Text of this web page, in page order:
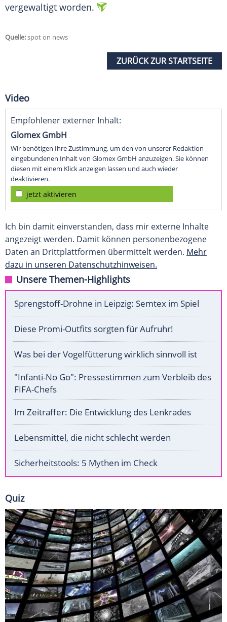
vergewaltigt worden.
Quelle:spot on news
ZURÜCK ZUR STARTSEITE
Video
Empfohlener externer Inhalt:
Glomex GmbH
Wir benötigen Ihre Zustimmung, um den von unserer Redaktion
eingebundenen Inhalt von Glomex GmbH anzuzeigen. Sie können
diesen mit einem Klick anzeigen lassen und auch wieder
deaktivieren.
jetzt aktivieren
Ich bin damit einverstanden, dass mir externe Inhalte
angezeigt werden. Damit können personenbezogene
Daten an Drittplattformen übermittelt werden. Mehr
dazu in unseren Datenschutzhinweisen.
Unsere Themen-Highlights
Sprengstoff-Drohne in Leipzig: Semtex im Spiel
Diese Promi-Outfits sorgten für Aufruhr!
Was bei der Vogelfütterung wirklich sinnvoll ist
"Infanti-No Go": Pressestimmen zum Verbleib des
FIFA-Chefs
Im Zeitraffer: Die Entwicklung des Lenkrades
Lebensmittel, die nicht schlecht werden
Sicherheitstools: 5 Mythen im Check
Quiz